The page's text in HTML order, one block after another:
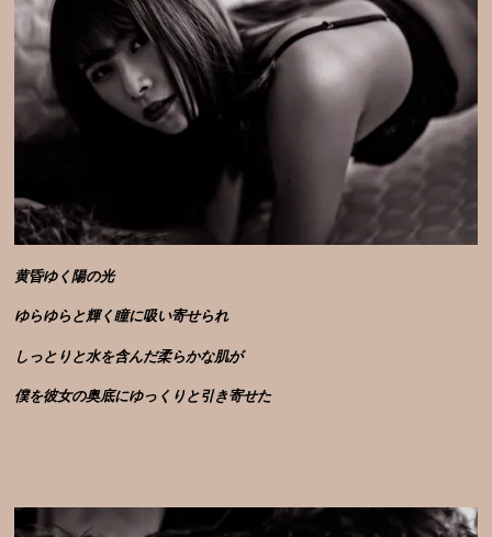
黄昏ゆく陽の光
ゆらゆらと輝く瞳に吸い寄せられ
しっとりと水を含んだ柔らかな肌が
僕を彼女の奥底にゆっくりと引き寄せた